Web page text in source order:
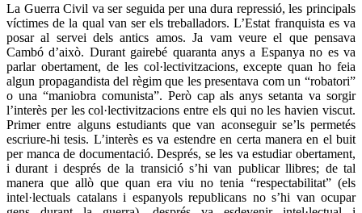
La Guerra Civil va ser seguida per una dura repressió, les principals
víctimes de la qual van ser els treballadors. L’Estat franquista es va
posar al servei dels antics amos. Ja vam veure el que pensava
Cambó d’això. Durant gairebé quaranta anys a Espanya no es va
parlar obertament, de les col·lectivitzacions, excepte quan ho feia
algun propagandista del règim que les presentava com un “robatori”
o una “maniobra comunista”. Però cap als anys setanta va sorgir
l’interès per les col·lectivitzacions entre els qui no les havien viscut.
Primer entre alguns estudiants que van aconseguir se’ls permetés
escriure-hi tesis. L’interès es va estendre en certa manera en el buit
per manca de documentació. Després, se les va estudiar obertament,
i durant i després de la transició s’hi van publicar llibres; de tal
manera que allò que quan era viu no tenia “respectabilitat” (els
intel·lectuals catalans i espanyols republicans no s’hi van ocupar